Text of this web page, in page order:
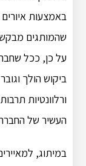
באמצעות
שהמותגים
על כן, ככל
ביקוש הולך
ורלוונטיות
העשיר של
במיתוג,